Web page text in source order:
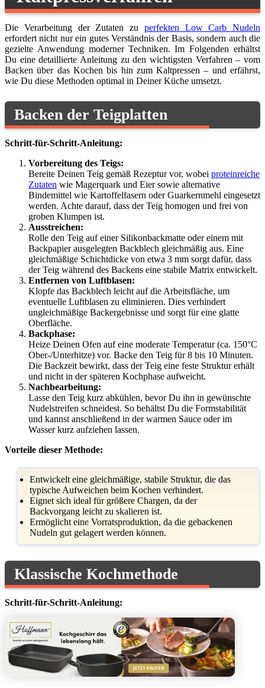
Die Verarbeitung der Zutaten zu perfekten Low Carb Nudeln
erfordert nicht nur ein gutes Verständnis der Basis, sondern auch die
gezielte Anwendung moderner Techniken. Im Folgenden erhältst
Du eine detaillierte Anleitung zu den wichtigsten Verfahren – vom
Backen über das Kochen bis hin zum Kaltpressen – und erfährst,
wie Du diese Methoden optimal in Deiner Küche umsetzt.
Backen der Teigplatten
Schritt-für-Schritt-Anleitung:
Vorbereitung des Teigs:
Bereite Deinen Teig gemäß Rezeptur vor, wobei proteinreiche
Zutaten wie Magerquark und Eier sowie alternative
Bindemittel wie Kartoffelfasern oder Guarkernmehl eingesetzt
werden. Achte darauf, dass der Teig homogen und frei von
groben Klumpen ist.
Ausstreichen:
Rolle den Teig auf einer Silikonbackmatte oder einem mit
Backpapier ausgelegten Backblech gleichmäßig aus. Eine
gleichmäßige Schichtdicke von etwa 3 mm sorgt dafür, dass
der Teig während des Backens eine stabile Matrix entwickelt.
Entfernen von Luftblasen:
Klopfe das Backblech leicht auf die Arbeitsfläche, um
eventuelle Luftblasen zu eliminieren. Dies verhindert
ungleichmäßige Backergebnisse und sorgt für eine glatte
Oberfläche.
Backphase:
Heize Deinen Ofen auf eine moderate Temperatur (ca. 150°C
Ober-/Unterhitze) vor. Backe den Teig für 8 bis 10 Minuten.
Die Backzeit bewirkt, dass der Teig eine feste Struktur erhält
und nicht in der späteren Kochphase aufweicht.
Nachbearbeitung:
Lasse den Teig kurz abkühlen, bevor Du ihn in gewünschte
Nudelstreifen schneidest. So behältst Du die Formstabilität
und kannst anschließend in der warmen Sauce oder im
Wasser kurz aufziehen lassen.
Vorteile dieser Methode:
Entwickelt eine gleichmäßige, stabile Struktur, die das
typische Aufweichen beim Kochen verhindert.
Eignet sich ideal für größere Chargen, da der
Backvorgang leicht zu skalieren ist.
Ermöglicht eine Vorratsproduktion, da die gebackenen
Nudeln gut gelagert werden können.
Klassische Kochmethode
Schritt-für-Schritt-Anleitung: